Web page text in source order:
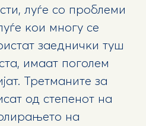
луѓе со проблеми
кои многу се
заеднички туш
имаат поголем
Третманите за
од степенот на
на